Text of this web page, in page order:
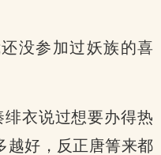
没参加过妖族的喜
衣说过想要办得热
越好，反正唐箐来都